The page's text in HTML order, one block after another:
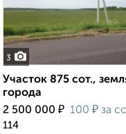
3
Участок 875 сот.,
города
2 500 000 ₽ 100 ₽ за
114